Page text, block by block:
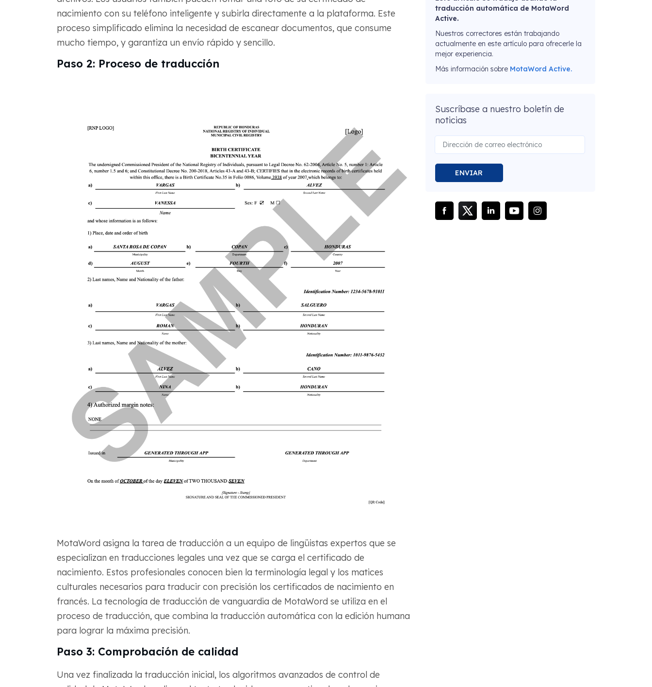
nacimiento con su teléfono inteligente y subirla directamente a la plataforma. Este
proceso simplificado elimina la necesidad de escanear documentos, que consume
mucho tiempo, y garantiza un envío rápido y sencillo.
Paso 2: Proceso de traducción
MotaWord asigna la tarea de traducción a un equipo de lingüistas expertos que se
especializan en traducciones legales una vez que se carga el certificado de
nacimiento. Estos profesionales conocen bien la terminología legal y los matices
culturales necesarios para traducir con precisión los certificados de nacimiento en
francés. La tecnología de traducción de vanguardia de MotaWord se utiliza en el
proceso de traducción, que combina la traducción automática con la edición humana
para lograr la máxima precisión.
Paso 3: Comprobación de calidad
Una vez finalizada la traducción inicial, los algoritmos avanzados de control de
traducción automática de MotaWord
Active.
Nuestros correctores están trabajando
actualmente en este artículo para ofrecerle la
mejor experiencia.
Más información sobre MotaWord Active.
Suscríbase a nuestro boletín de
noticias
ENVIAR